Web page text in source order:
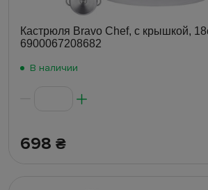
Кастрюля Bravo Chef, с крышкой,
6900067208682
В наличии
698 ₴